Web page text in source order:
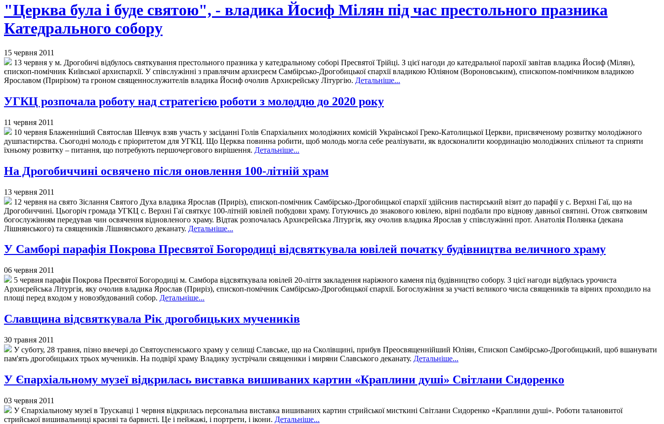
"Церква була і буде святою", - владика Йосиф Мілян під час престольного празника
Катедрального собору
15 червня 2011
13 червня у м. Дрогобичі відбулось святкування престольного празника у катедральному соборі Пресвятої Трійці. З цієї нагоди до катедральної парохії завітав владика Йосиф (Мілян),
єпископ-помічник Київської архиєпархії. У співслужінні з правлячим архиєреєм Самбірсько-Дрогобицької єпархії владикою Юліяном (Вороновським), єпископом-помічником владикою
Ярославом (Прирізом) та гроном священнослужителів владика Йосиф очолив Архиєрейську Літургію. Детальніше...
УГКЦ розпочала роботу над стратегією роботи з молоддю до 2020 року
11 червня 2011
10 червня Блаженніший Святослав Шевчук взяв участь у засіданні Голів Єпархіальних молодіжних комісій Української Греко-Католицької Церкви, присвяченому розвитку молодіжного
душпастирства. Сьогодні молодь є пріоритетом для УГКЦ. Що Церква повинна робити, щоб молодь могла себе реалізувати, як вдосконалити координацію молодіжних спільнот та сприяти
їхньому розвитку – питання, що потребують першочергового вирішення. Детальніше...
На Дрогобиччині освячено після оновлення 100-літній храм
13 червня 2011
12 червня на свято Зіслання Святого Духа владика Ярослав (Приріз), єпископ-помічник Самбірсько-Дрогобицької єпархії здійснив пастирський візит до парафії у с. Верхні Гаї, що на
Дрогобиччині. Цьогоріч громада УГКЦ с. Верхні Гаї святкує 100-літній ювілей побудови храму. Готуючись до знакового ювілею, вірні подбали про віднову давньої святині. Отож святковим
богослужінням передував чин освячення відновленого храму. Відтак розпочалась Архиєрейська Літургія, яку очолив владика Ярослав у співслужінні прот. Анатолія Полянка (декана
Лішнянського) та священиків Лішнянського деканату. Детальніше...
У Самборі парафія Покрова Пресвятої Богородиці відсвяткувала ювілей початку будівництва величного храму
06 червня 2011
5 червня парафія Покрова Пресвятої Богородиці м. Самбора відсвяткувала ювілей 20-ліття закладення наріжного каменя під будівництво собору. З цієї нагоди відбулась урочиста
Архиєрейська Літургія, яку очолив владика Ярослав (Приріз), єпископ-помічник Самбірсько-Дрогобицької єпархії. Богослужіння за участі великого числа священиків та вірних проходило на
площі перед входом у новозбудований собор. Детальніше...
Славщина відсвяткувала Рік дрогобицьких мучеників
30 травня 2011
У суботу, 28 травня, пізно ввечері до Святоуспенського храму у селищі Славське, що на Сколівщині, прибув Преосвященнійший Юліян, Єпископ Самбірсько-Дрогобицький, щоб вшанувати
пам'ять дрогобицьких трьох мучеників. На подвірї храму Владику зустрічали священики і миряни Славського деканату. Детальніше...
У Єпархіальному музеї відкрилась виставка вишиваних картин «Краплини душі» Світлани Сидоренко
03 червня 2011
У Єпархіальному музеї в Трускавці 1 червня відкрилась персональна виставка вишиваних картин стрийської мисткині Світлани Сидоренко «Краплини душі». Роботи талановитої
стрийської вишивальниці красиві та барвисті. Це і пейжажі, і портрети, і ікони. Детальніше...